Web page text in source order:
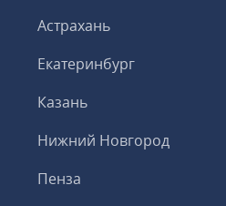
Астрахань
Екатеринбург
Казань
Нижний Новгород
Пенза